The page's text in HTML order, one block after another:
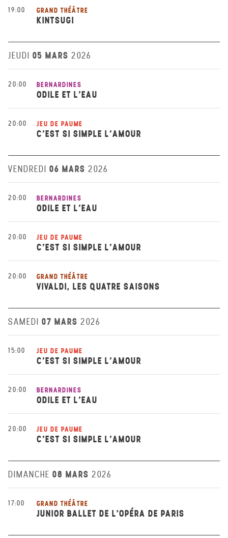
19:00 GRAND THÉÂTRE
KINTSUGI
JEUDI 05 MARS 2026
20:00 BERNARDINES
ODILE ET L’EAU
20:00 JEU DE PAUME
C’EST SI SIMPLE L’AMOUR
VENDREDI 06 MARS 2026
20:00 BERNARDINES
ODILE ET L’EAU
20:00 JEU DE PAUME
C’EST SI SIMPLE L’AMOUR
20:00 GRAND THÉÂTRE
VIVALDI, LES QUATRE SAISONS
SAMEDI 07 MARS 2026
15:00 JEU DE PAUME
C’EST SI SIMPLE L’AMOUR
20:00 BERNARDINES
ODILE ET L’EAU
20:00 JEU DE PAUME
C’EST SI SIMPLE L’AMOUR
DIMANCHE 08 MARS 2026
17:00 GRAND THÉÂTRE
JUNIOR BALLET DE L'OPÉRA DE PARIS